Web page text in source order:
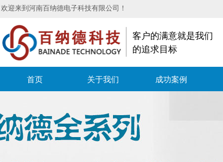
欢迎来到河南百纳德电子科技有限公司！
首页 关于我们 成功案例
客户的满意就是我们
的追求目标